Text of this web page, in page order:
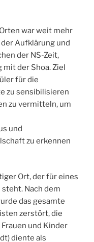
war weit mehr
Aufklärung und
der NS-Zeit,
der Shoa. Ziel
für die
zu sensibilisieren
zu vermitteln, um
und
zu erkennen
Ort, der für eines
Nach dem
das gesamte
zerstört, die
und Kinder
diente als